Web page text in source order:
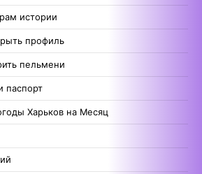
истории
профиль
пельмени
паспорт
Харьков на Месяц